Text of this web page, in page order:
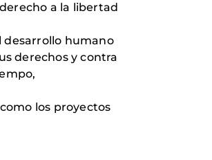
a la libertad
desarrollo humano
derechos y contra
los proyectos